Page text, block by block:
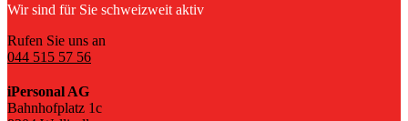
Wir sind für Sie schweizweit aktiv
Rufen Sie uns an
044 515 57 56
iPersonal AG
Bahnhofplatz 1c